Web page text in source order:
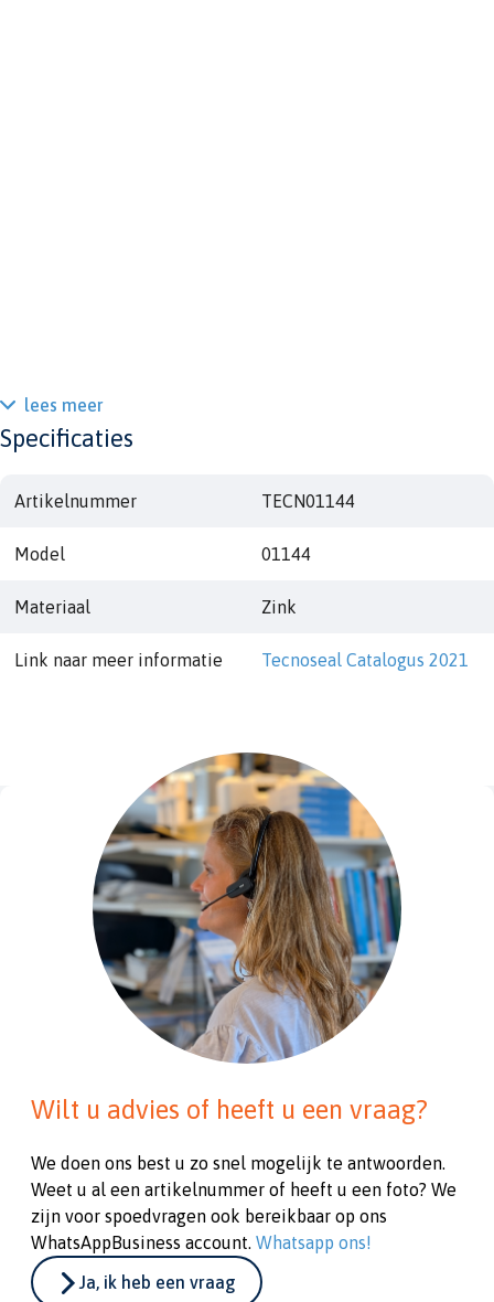
lees meer
Specificaties
Artikelnummer TECN01144
Model 01144
Materiaal Zink
Link naar meer informatie Tecnoseal Catalogus 2021
Wilt u advies of heeft u een vraag?
We doen ons best u zo snel mogelijk te antwoorden.
Weet u al een artikelnummer of heeft u een foto? We
zijn voor spoedvragen ook bereikbaar op ons
WhatsAppBusiness account. Whatsapp ons!
Ja, ik heb een vraag